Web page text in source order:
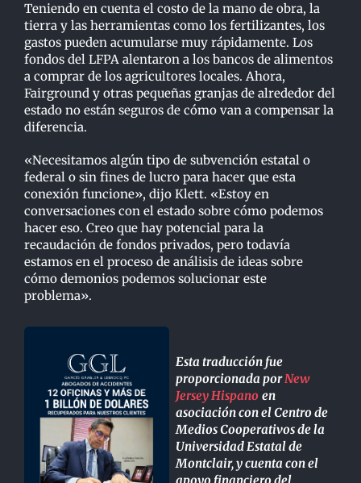
Teniendo en cuenta el costo de la mano de obra, la
tierra y las herramientas como los fertilizantes, los
gastos pueden acumularse muy rápidamente. Los
fondos del LFPA alentaron a los bancos de alimentos
a comprar de los agricultores locales. Ahora,
Fairground y otras pequeñas granjas de alrededor del
estado no están seguros de cómo van a compensar la
diferencia.
«Necesitamos algún tipo de subvención estatal o
federal o sin fines de lucro para hacer que esta
conexión funcione», dijo Klett. «Estoy en
conversaciones con el estado sobre cómo podemos
hacer eso. Creo que hay potencial para la
recaudación de fondos privados, pero todavía
estamos en el proceso de análisis de ideas sobre
cómo demonios podemos solucionar este
problema».
Esta traducción fue
proporcionada porNew
Jersey Hispano en
asociación con el Centro de
Medios Cooperativos de la
Universidad Estatal de
Montclair, y cuenta con el